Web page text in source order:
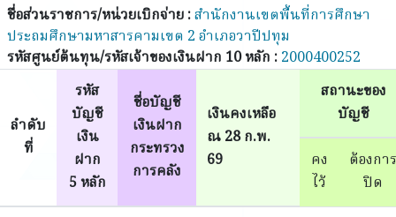
ชื่อส่วนราชการ/หน่วยเบิกจ่าย :สำนักงานเขตพื้นที่การศึกษา
ประถมศึกษามหาสารคามเขต 2 อำเภอวาปีปทุม
รหัสศูนย์ต้นทุน/รหัสเจ้าของเงินฝาก 10 หลัก :2000400252
ลำดับ
ที่
รหัส
บัญชี
เงิน
ฝาก
5 หลัก
ชื่อบัญชี
เงินฝาก
กระทรวง
การคลัง
เงินคงเหลือ
ณ 28 ก.พ.
69
สถานะของ
บัญชี
คง
ไว้
ต้องการ
ปิด